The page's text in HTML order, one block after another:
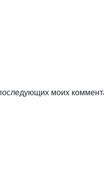
моих